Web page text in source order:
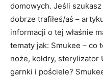
domowych. Jeśli
dobrze trafiłeś/aś –
informacji o tej właśnie
tematy jak: Smukee – co
noże, kołdry,
garnki i pościele?